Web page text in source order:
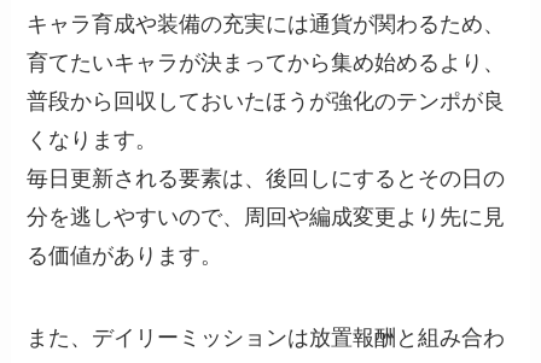
キャラ育成や装備の充実には通貨が関わるため、
育てたいキャラが決まってから集め始めるより、
普段から回収しておいたほうが強化のテンポが良
くなります。
毎日更新される要素は、後回しにするとその日の
分を逃しやすいので、周回や編成変更より先に見
る価値があります。
また、デイリーミッションは放置報酬と組み合わ